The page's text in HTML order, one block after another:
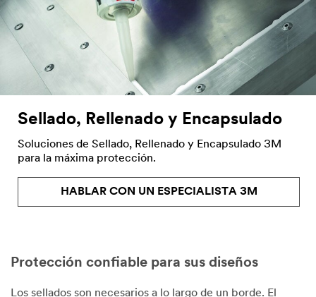
Sellado, Rellenado y Encapsulado
Soluciones de Sellado, Rellenado y Encapsulado 3M
para la máxima protección.
HABLAR CON UN ESPECIALISTA 3M
Protección confiable para sus diseños
Los sellados son necesarios a lo largo de un borde. El